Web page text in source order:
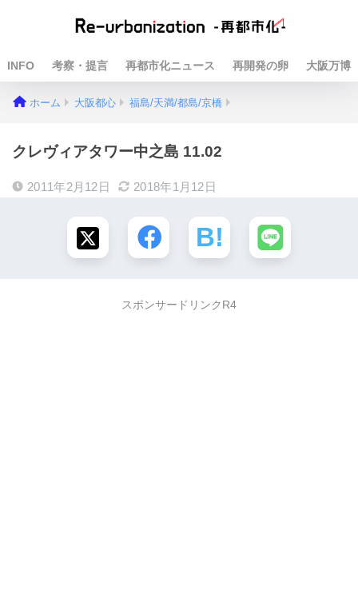
INFO 考察・提言 再都市化ニュース 再開発の卵 大阪万博
ホーム 大阪都心 福島/天満/都島/京橋
クレヴィアタワー中之島 11.02
2011年2月12日 2018年1月12日
スポンサードリンクR4